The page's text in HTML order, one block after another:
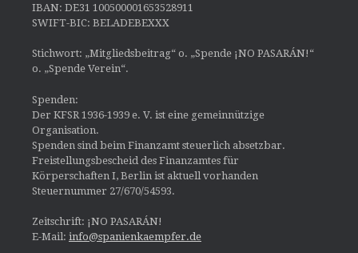
IBAN: DE31 100500001653528911
SWIFT-BIC: BELADEBEXXX
Stichwort: „Mitgliedsbeitrag“ o. „Spende ¡NO PASARÁN!“
o. „Spende Verein“.
Spenden:
Der KFSR 1936-1939 e. V. ist eine gemeinnützige
Organisation.
Spenden sind beim Finanzamt steuerlich absetzbar.
Freistellungsbescheid des Finanzamtes für
Körperschaften I, Berlin ist aktuell vorhanden
Steuernummer 27/670/54593.
Zeitschrift: ¡NO PASARÁN!
E-Mail: info@spanienkaempfer.de